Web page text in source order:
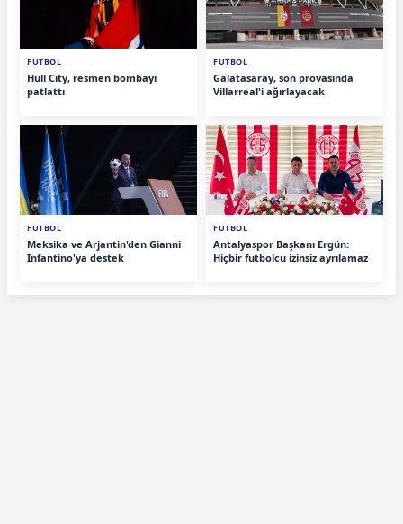
FUTBOL
Hull City, resmen bombayı
patlattı
FUTBOL
Galatasaray, son provasında
Villarreal'i ağırlayacak
FUTBOL
Meksika ve Arjantin'den Gianni
Infantino'ya destek
FUTBOL
Antalyaspor Başkanı Ergün:
Hiçbir futbolcu izinsiz ayrılamaz